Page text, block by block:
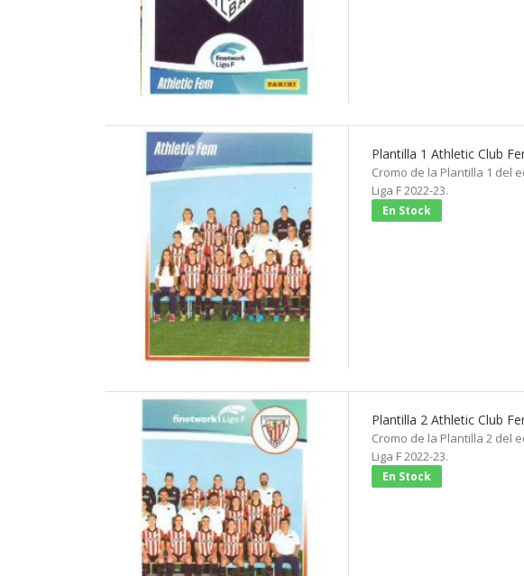
Plantilla 1 Athletic Club
Cromo de la Plantilla 1 del
Liga F 2022-23.
En Stock
Plantilla 2 Athletic Club
Cromo de la Plantilla 2 del
Liga F 2022-23.
En Stock